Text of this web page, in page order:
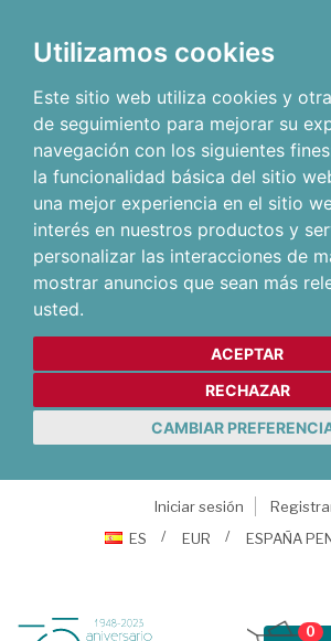
Utilizamos cookies
Este sitio web utiliza cookies y
de seguimiento para mejorar su
navegación con los siguientes
la funcionalidad básica del sitio
una mejor experiencia en el sitio
interés en nuestros productos y
personalizar las interacciones de
mostrar anuncios que sean más
usted.
ACEPTAR
RECHAZAR
CAMBIAR
Iniciar sesión
ES
EUR ESPAÑA
0